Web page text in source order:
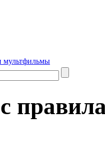
мультфильмы
с